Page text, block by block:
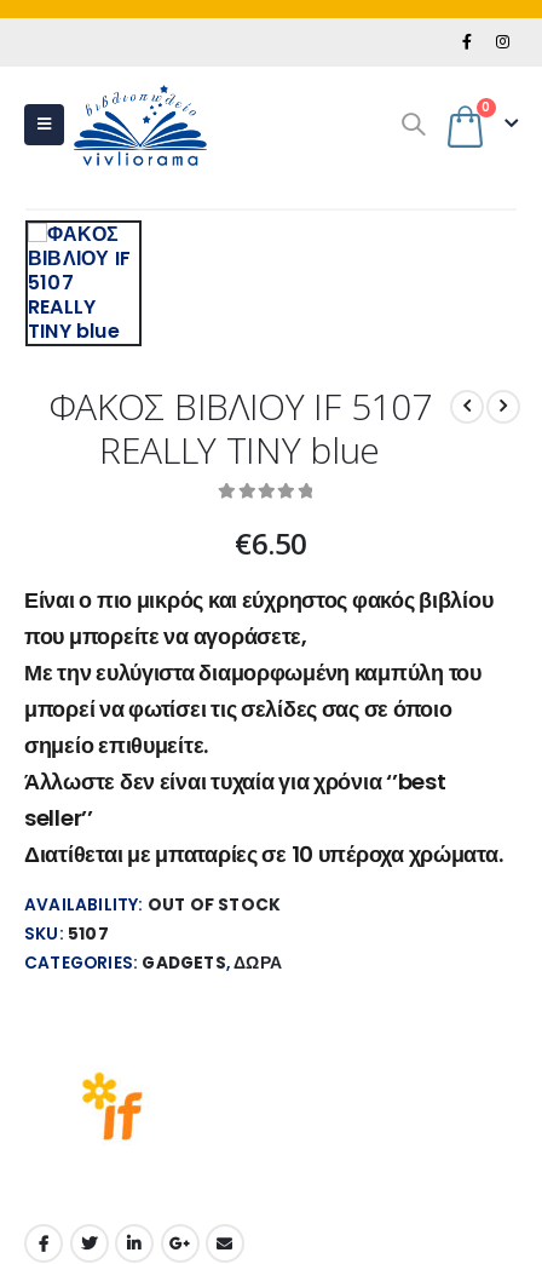
0
ΦΑΚΟΣ ΒΙΒΛΙΟΥ IF 5107
REALLY TINY blue
€6.50
Είναι ο πιο μικρός και εύχρηστος φακός βιβλίου
που μπορείτε να αγοράσετε,
Με την ευλύγιστα διαμορφωμένη καμπύλη του
μπορεί να φωτίσει τις σελίδες σας σε όποιο
σημείο επιθυμείτε.
Άλλωστε δεν είναι τυχαία για χρόνια ‘’best
seller’’
Διατίθεται με μπαταρίες σε 10 υπέροχα χρώματα.
AVAILABILITY: OUT OF STOCK
SKU: 5107
CATEGORIES: GADGETS,ΔΩΡΑ